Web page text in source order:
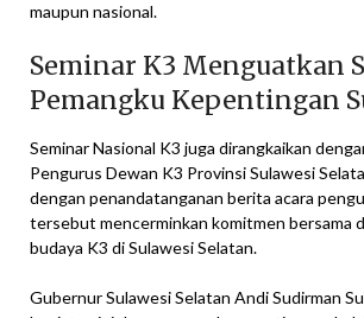
maupun nasional.
Seminar K3 Menguatkan
Pemangku Kepentingan
Seminar Nasional K3 juga dirangkaikan
Pengurus Dewan K3 Provinsi Sulawesi
dengan penandatanganan berita acara
tersebut mencerminkan komitmen bersama
budaya K3 di Sulawesi Selatan.
Gubernur Sulawesi Selatan Andi Sudirman